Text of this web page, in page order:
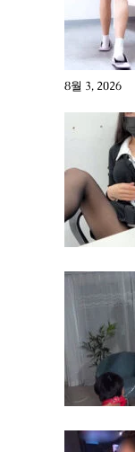
8월 3, 2026